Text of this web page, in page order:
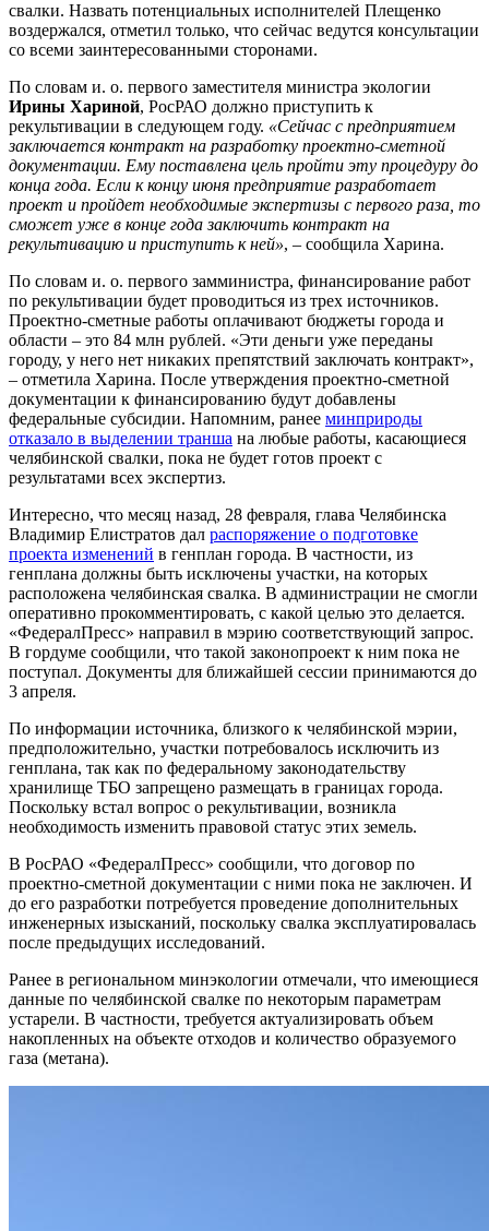
свалки. Назвать потенциальных исполнителей Плещенко
воздержался, отметил только, что сейчас ведутся консультации
со всеми заинтересованными сторонами.
По словам и. о. первого заместителя министра экологии
Ирины Хариной, РосРАО должно приступить к
рекультивации в следующем году. «Сейчас с предприятием
заключается контракт на разработку проектно-сметной
документации. Ему поставлена цель пройти эту процедуру до
конца года. Если к концу июня предприятие разработает
проект и пройдет необходимые экспертизы с первого раза, то
сможет уже в конце года заключить контракт на
рекультивацию и приступить к ней», – сообщила Харина.
По словам и. о. первого замминистра, финансирование работ
по рекультивации будет проводиться из трех источников.
Проектно-сметные работы оплачивают бюджеты города и
области – это 84 млн рублей. «Эти деньги уже переданы
городу, у него нет никаких препятствий заключать контракт»,
– отметила Харина. После утверждения проектно-сметной
документации к финансированию будут добавлены
федеральные субсидии. Напомним, ранее минприроды
отказало в выделении транша на любые работы, касающиеся
челябинской свалки, пока не будет готов проект с
результатами всех экспертиз.
Интересно, что месяц назад, 28 февраля, глава Челябинска
Владимир Елистратов дал распоряжение о подготовке
проекта изменений в генплан города. В частности, из
генплана должны быть исключены участки, на которых
расположена челябинская свалка. В администрации не смогли
оперативно прокомментировать, с какой целью это делается.
«ФедералПресс» направил в мэрию соответствующий запрос.
В гордуме сообщили, что такой законопроект к ним пока не
поступал. Документы для ближайшей сессии принимаются до
3 апреля.
По информации источника, близкого к челябинской мэрии,
предположительно, участки потребовалось исключить из
генплана, так как по федеральному законодательству
хранилище ТБО запрещено размещать в границах города.
Поскольку встал вопрос о рекультивации, возникла
необходимость изменить правовой статус этих земель.
В РосРАО «ФедералПресс» сообщили, что договор по
проектно-сметной документации с ними пока не заключен. И
до его разработки потребуется проведение дополнительных
инженерных изысканий, поскольку свалка эксплуатировалась
после предыдущих исследований.
Ранее в региональном минэкологии отмечали, что имеющиеся
данные по челябинской свалке по некоторым параметрам
устарели. В частности, требуется актуализировать объем
накопленных на объекте отходов и количество образуемого
газа (метана).